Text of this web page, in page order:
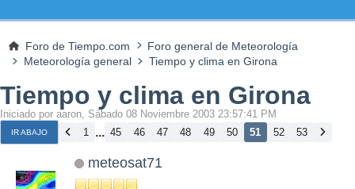
Foro de Tiempo.com
Foro general de Meteorología
Meteorología general
Tiempo y clima en Girona
Tiempo y clima en Girona
Iniciado por aaron, Sábado 08 Noviembre 2003 23:57:41 PM
IR ABAJO 1 ... 45 46 47 48 49 50 51 52 53
meteosat71